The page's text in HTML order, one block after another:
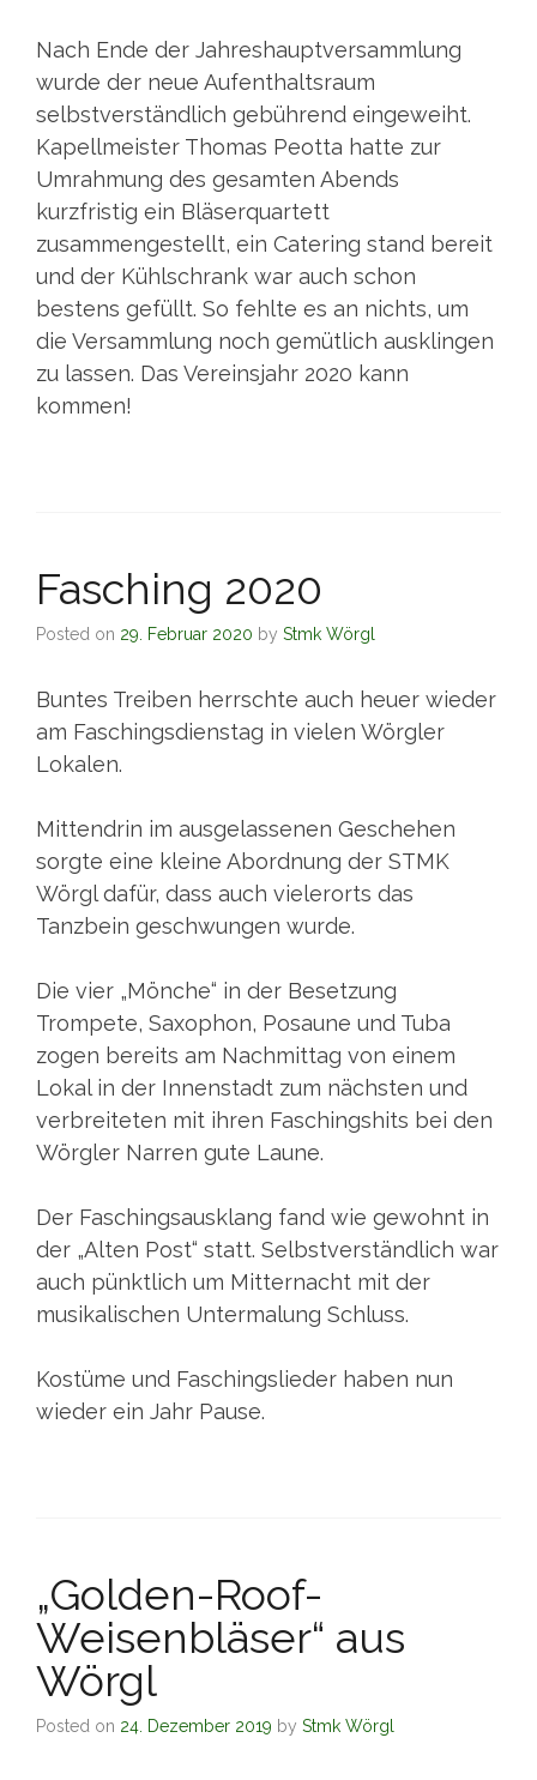
Nach Ende der Jahreshauptversammlung
wurde der neue Aufenthaltsraum
selbstverständlich gebührend eingeweiht.
Kapellmeister Thomas Peotta hatte zur
Umrahmung des gesamten Abends
kurzfristig ein Bläserquartett
zusammengestellt, ein Catering stand bereit
und der Kühlschrank war auch schon
bestens gefüllt. So fehlte es an nichts, um
die Versammlung noch gemütlich ausklingen
zu lassen. Das Vereinsjahr 2020 kann
kommen!
Fasching 2020
Posted on 29. Februar 2020 by Stmk Wörgl
Buntes Treiben herrschte auch heuer wieder
am Faschingsdienstag in vielen Wörgler
Lokalen.
Mittendrin im ausgelassenen Geschehen
sorgte eine kleine Abordnung der STMK
Wörgl dafür, dass auch vielerorts das
Tanzbein geschwungen wurde.
Die vier „Mönche“ in der Besetzung
Trompete, Saxophon, Posaune und Tuba
zogen bereits am Nachmittag von einem
Lokal in der Innenstadt zum nächsten und
verbreiteten mit ihren Faschingshits bei den
Wörgler Narren gute Laune.
Der Faschingsausklang fand wie gewohnt in
der „Alten Post“ statt. Selbstverständlich war
auch pünktlich um Mitternacht mit der
musikalischen Untermalung Schluss.
Kostüme und Faschingslieder haben nun
wieder ein Jahr Pause.
„Golden-Roof-
Weisenbläser“ aus
Wörgl
Posted on 24. Dezember 2019 by Stmk Wörgl